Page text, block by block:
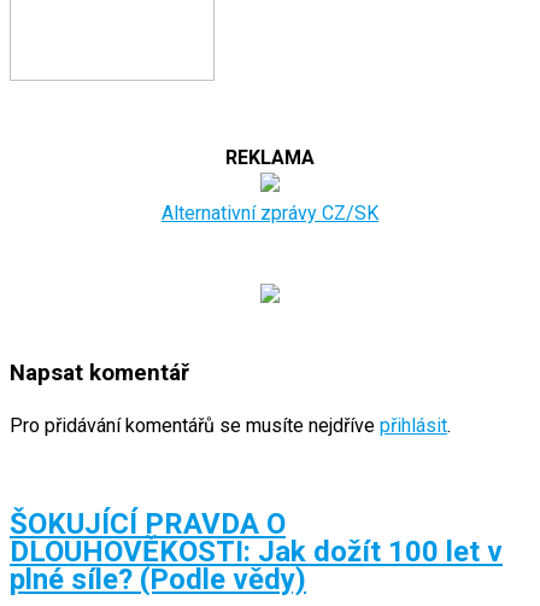
REKLAMA
Alternativní zprávy CZ/SK
Napsat komentář
Pro přidávání komentářů se musíte nejdříve přihlásit.
ŠOKUJÍCÍ PRAVDA O
DLOUHOVĚKOSTI: Jak dožít 100 let v
plné síle? (Podle vědy)